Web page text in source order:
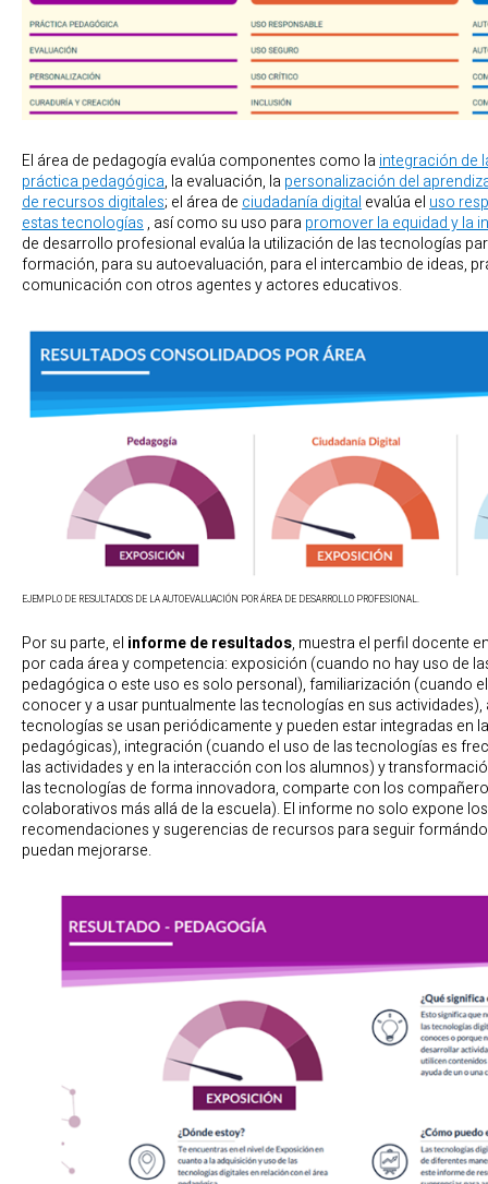
El área de pedagogía evalúa componentes como la integración de
práctica pedagógica, la evaluación, la personalización del
de recursos digitales; el área de ciudadanía digital evalúa el uso
estas tecnologías , así como su uso para promover la equidad y la
de desarrollo profesional evalúa la utilización de las tecnologías
formación, para su autoevaluación, para el intercambio de ideas,
comunicación con otros agentes y actores educativos.
EJEMPLO DE RESULTADOS DE LA AUTOEVALUACIÓN POR ÁREA DE DESARROLLO PROFESIONAL.
Por su parte, el informe de resultados, muestra el perfil docente
por cada área y competencia: exposición (cuando no hay uso de
pedagógica o este uso es solo personal), familiarización (cuando
conocer y a usar puntualmente las tecnologías en sus
tecnologías se usan periódicamente y pueden estar integradas en
pedagógicas), integración (cuando el uso de las tecnologías es
las actividades y en la interacción con los alumnos) y
las tecnologías de forma innovadora, comparte con los
colaborativos más allá de la escuela). El informe no solo expone
recomendaciones y sugerencias de recursos para seguir
puedan mejorarse.